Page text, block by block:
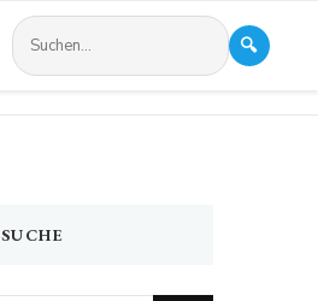
🔍
SUCHE